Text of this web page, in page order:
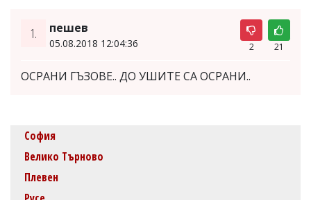
1. пешев
05.08.2018 12:04:36 2 21
ОСРАНИ ГЪЗОВЕ.. ДО УШИТЕ СА ОСРАНИ..
София
Велико Търново
Плевен